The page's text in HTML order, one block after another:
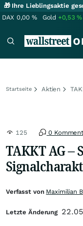
🎁 Ihre Lieblingsaktie
DAX 0,00 % Gold +0,53%
Startseite Aktien
125 0
TAKKT AG –
Verfasst von Maximilian
Letzte Änderung